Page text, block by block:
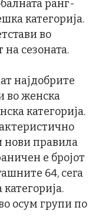
ранг-
категорија.
во
на сезоната.
најдобрите
во женска
категорија.
нови правила
е бројот
64, сега
осум групи по